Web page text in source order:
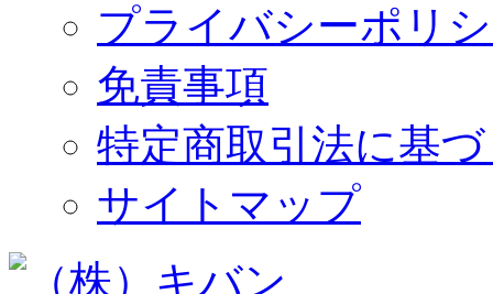
プライバシーポリ
免責事項
特定商取引法に基
サイトマップ